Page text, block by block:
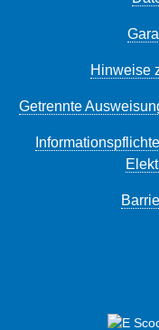
Hinweise
Getrennte